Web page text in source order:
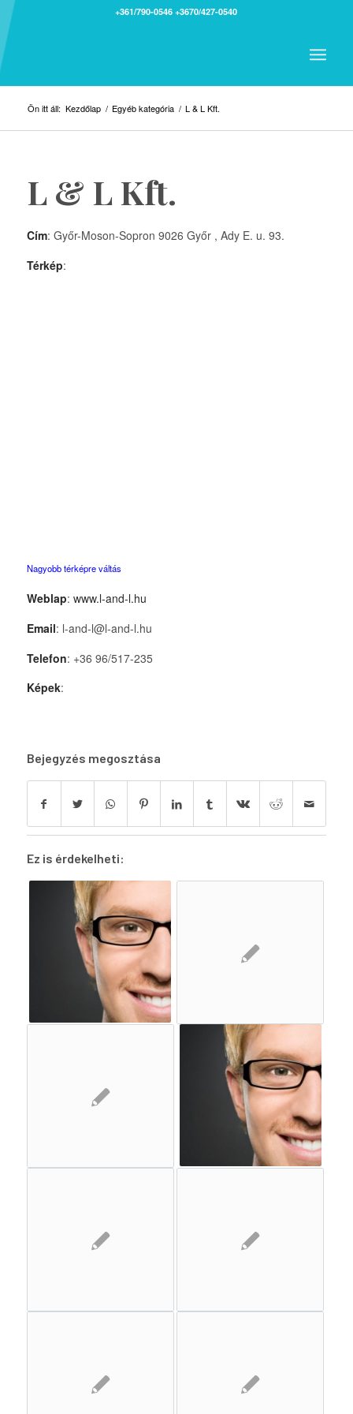
+361/790-0546 +3670/427-0540
Ön itt áll: Kezdőlap / Egyéb kategória / L & L Kft.
L & L Kft.
Cím: Győr-Moson-Sopron 9026 Győr , Ady E. u. 93.
Térkép:
Nagyobb térképre váltás
Weblap: www.l-and-l.hu
Email: l-and-l@l-and-l.hu
Telefon: +36 96/517-235
Képek:
Bejegyzés megosztása
Ez is érdekelheti: